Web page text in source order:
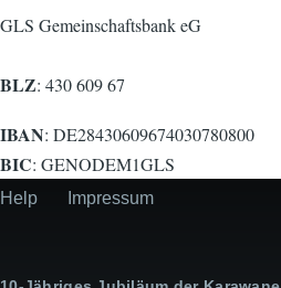
GLS Gemeinschaftsbank eG
BLZ: 430 609 67
IBAN: DE28430609674030780800
BIC: GENODEM1GLS
Secondary
Help Impressum